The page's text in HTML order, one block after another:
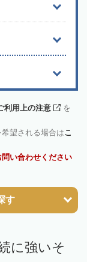
利用上の注意
を
望される場合はこ
い合わせください
す
に強いそ